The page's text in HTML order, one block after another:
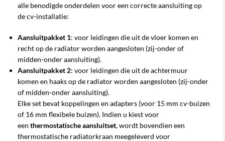
alle benodigde onderdelen voor een correcte aansluiting op
de cv-installatie:
Aansluitpakket 1: voor leidingen die uit de vloer komen en
recht op de radiator worden aangesloten (zij-onder of
midden-onder aansluiting).
Aansluitpakket 2: voor leidingen die uit de achtermuur
komen en haaks op de radiator worden aangesloten (zij-onder
of midden-onder aansluiting).
Elke set bevat koppelingen en adapters (voor 15 mm cv-buizen
of 16 mm flexibele buizen). Indien u kiest voor
een thermostatische aansluitset, wordt bovendien een
thermostatische radiatorkraan meegeleverd voor